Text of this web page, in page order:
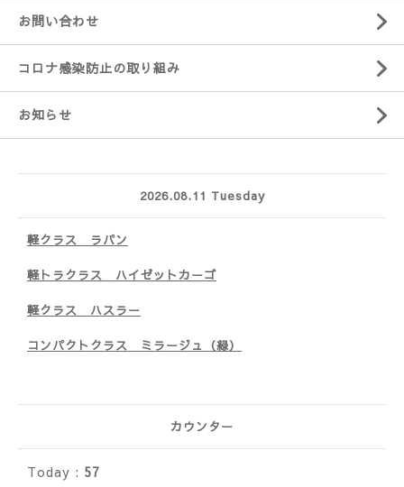
お問い合わせ
コロナ感染防止の取り組み
お知らせ
2026.08.11 Tuesday
軽クラス ラパン
軽トラクラス ハイゼットカーゴ
軽クラス ハスラー
コンパクトクラス ミラージュ（緑）
カウンター
Today : 57